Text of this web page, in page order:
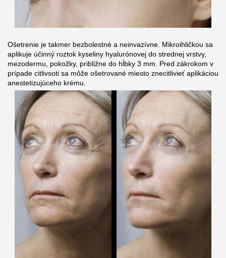
Ošetrenie je takmer bezbolestné a neinvazívne. Mikroihličkou sa
aplikuje účinný roztok kyseliny hyalurónovej do strednej vrstvy,
mezodermu, pokožky, približne do hĺbky 3 mm. Pred zákrokom v
prípade citlivsoti sa môže ošetrované miesto znecitlivieť aplikáciou
anestetizujúceho krému.